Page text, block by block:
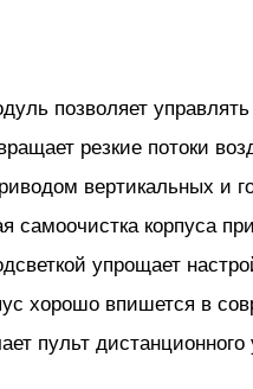
позволяет
резкие потоки
вертикальных и
самоочистка корпуса
упрощает
хорошо впишется в
пульт